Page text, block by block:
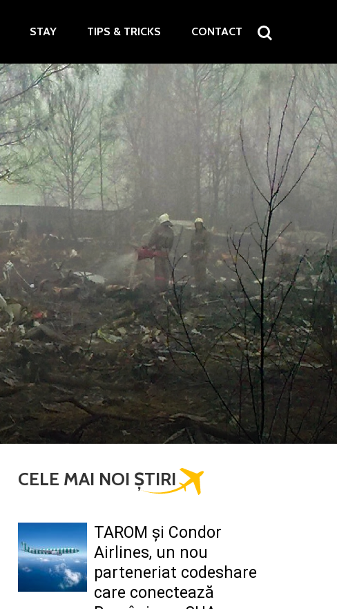
STAY TIPS & TRICKS CONTACT
CELE MAI NOI ȘTIRI
TAROM şi Condor
Airlines, un nou
parteneriat codeshare
care conectează